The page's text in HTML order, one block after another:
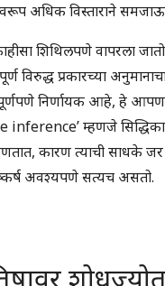
अधिक विस्ताराने
शिथिलपणे वापरला
विरुद्ध प्रकारच्या
पूर्णपणे निर्णायक आहे, हे
म्हणजे
कारण त्याची साधके
अवश्यपणे सत्यच असतो.